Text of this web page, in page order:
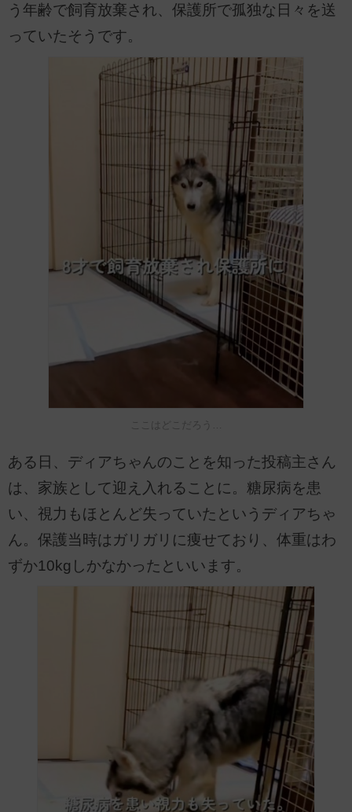
う年齢で飼育放棄され、保護所で孤独な日々を送
っていたそうです。
ここはどこだろう…
ある日、ディアちゃんのことを知った投稿主さん
は、家族として迎え入れることに。糖尿病を患
い、視力もほとんど失っていたというディアちゃ
ん。保護当時はガリガリに痩せており、体重はわ
ずか10kgしかなかったといいます。